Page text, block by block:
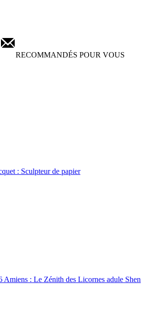
RECOMMANDÉS POUR VOUS
: Sculpteur de papier
Amiens : Le Zénith des Licornes adule Shen